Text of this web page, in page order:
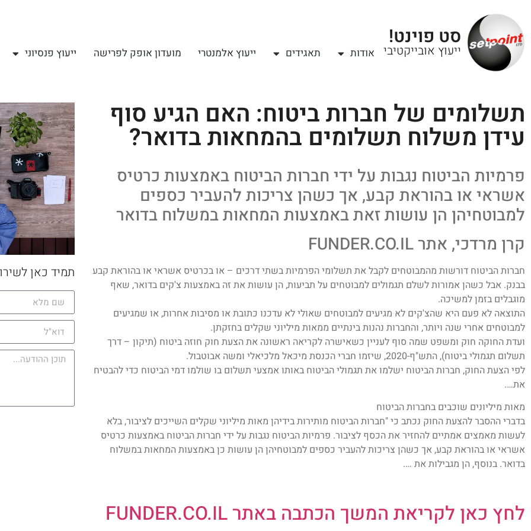
סט פוינט!
ייעוץ אובייקטיבי אודות תאגידים ייעוץ אלמנטרי מועדון אופק לפרישה ייעוץ פנסיוני
תשלומים של חברות ביטוח: האם הגיע סוף
עידן משלוח תשלומים בהמחאות בדואר?
פרמיות הביטוח נגבות על ידי חברות הביטוח באמצעות כרטיס
אשראי או בהוראת קבע, אך כשהן צריכות להעביר כספים
למבוטחיהן הן עושות זאת באמצעות המחאות במשלוח בדואר
קרן מרדכי, אתר FUNDER.CO.IL
חברות הביטוח דורשות מהמבוטחים לקבל את תשלומי הפרמיות בשתי דרכים – או בכרטיס אשראי או בהוראת קבע
בבנק. אבל כשהן אמורות לשלם תגמולים למבוטחים על תביעות, הן עושות את זה באמצעות צ'קים בדואר, שאף
מוגבלים בזמן למשיכה.
התוצאה לא פעם היא שהצ'קים לא מגיעים למבוטחים שאולי לא עדכנו כתובת או מסיבות אחרות, או שמגיעים
למבוטחים אחרי שנה ויותר, והחברות נהנות בינתיים ממאות מיליוני שקלים בחזקתן.
ועדת החוקה חוק ומשפט שמה סוף לעניין כשאישרה לקריאה ראשונה את הצעת חוק חוזה ביטוח (תיקון – דרך
תשלום תגמולי ביטוח), התש"ף-2020, שיזמו חברי הכנסת מיכאל מלכיאלי ומשה אבוטבול.
לפי הצעת החוק, חברות הביטוח ישלמו את תגמולי הביטוח באותו אמצעי תשלום בו שולמו דמי הביטוח כדי להבטיח
את….
מאות מיליונים שוכבים בחברות הביטוח
בדברי ההסבר להצעת החוק נכתב כי "חברות הביטוח מותירות בידיהן מאות מיליוני שקלים השייכים לציבור, בלא
לעשות מאמצים אמתיים להחזיר את הכסף לציבור. פרמיות הביטוח נגבות על ידי חברות הביטוח באמצעות כרטיס
אשראי או בהוראת קבע, אך כשהן צריכות להעביר כספים למבוטחיהן הן עושות כן באמצעות המחאות במשלוח
בדואר. בנוסף, הן מגבילות את ….
לחץ כאן לקריאת המשך הכתבה באתר FUNDER.CO.IL
תמיד כאן